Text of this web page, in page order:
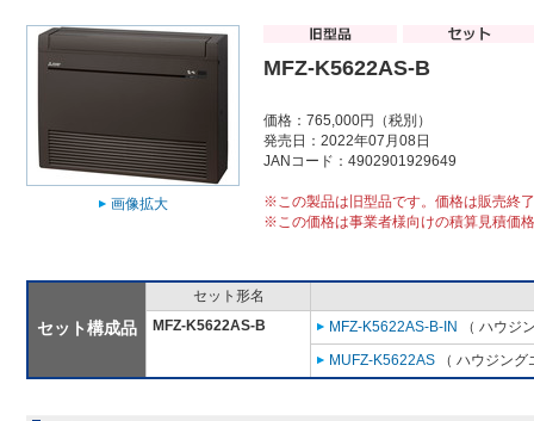
画像拡大
MFZ-K5622AS-B
価格：765,000円（税別）
発売日：2022年07月08日
JANコード：4902901929649
※この製品は旧型品です。価格は販売終
※この価格は事業者様向けの積算見積価
セット構成品
セット形名
MFZ-K5622AS-B
MFZ-K5622AS-B-IN
（ ハウジ
MUFZ-K5622AS （ ハウジン